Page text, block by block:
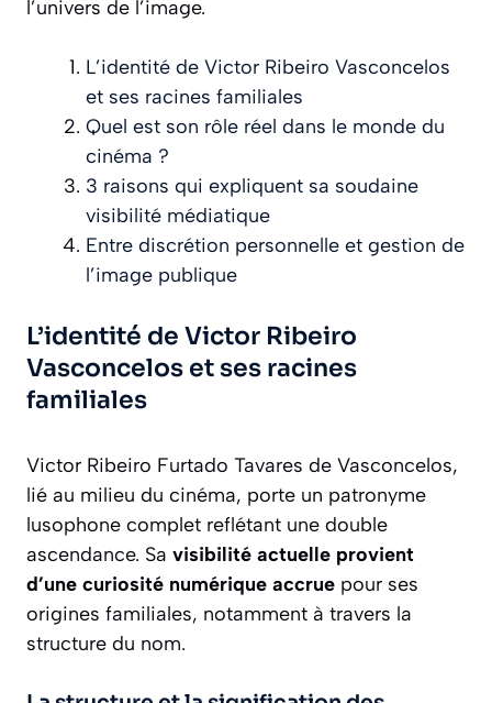
l’univers de l’image.
L’identité de Victor Ribeiro Vasconcelos
et ses racines familiales
Quel est son rôle réel dans le monde du
cinéma ?
3 raisons qui expliquent sa soudaine
visibilité médiatique
Entre discrétion personnelle et gestion de
l’image publique
L’identité de Victor Ribeiro
Vasconcelos et ses racines
familiales
Victor Ribeiro Furtado Tavares de Vasconcelos,
lié au milieu du cinéma, porte un patronyme
lusophone complet reflétant une double
ascendance. Sa visibilité actuelle provient
d’une curiosité numérique accrue pour ses
origines familiales, notamment à travers la
structure du nom.